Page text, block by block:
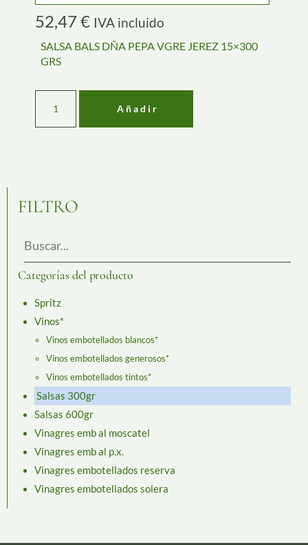
52,47 € IVA incluido
SALSA BALS DÑA PEPA VGRE JEREZ 15×300
GRS
Añadir
FILTRO
Categorías del producto
Spritz
Vinos*
Vinos embotellados blancos*
Vinos embotellados generosos*
Vinos embotellados tintos*
Salsas 300gr
Salsas 600gr
Vinagres emb al moscatel
Vinagres emb al p.x.
Vinagres embotellados reserva
Vinagres embotellados solera